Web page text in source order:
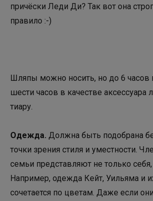
причёски Леди Ди? Так вот она
правило :-)
Шляпы можно носить, но до 6 часов
шести часов в качестве аксессуара
тиару.
Одежда. Должна быть подобрана
точки зрения стиля и уместности.
семьи представляют не только себя,
Например, одежда Кейт, Уильяма и
сочетается по цветам. Даже если